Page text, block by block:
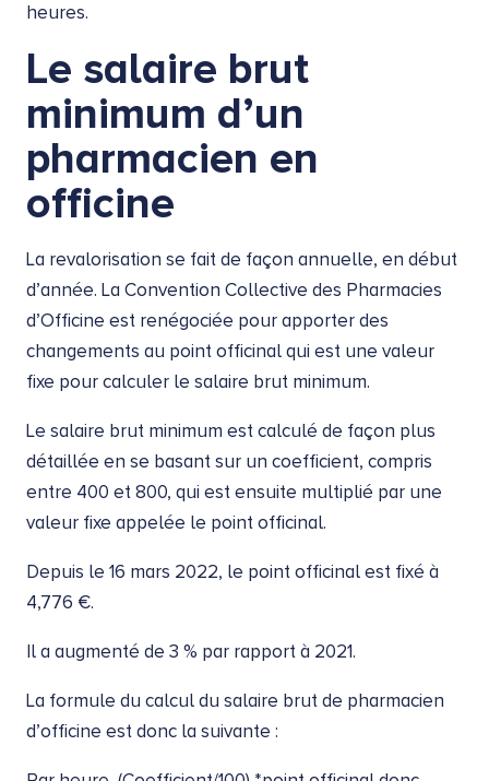
heures.
Le salaire brut
minimum d’un
pharmacien en
officine
La revalorisation se fait de façon annuelle, en début
d’année. La Convention Collective des Pharmacies
d’Officine est renégociée pour apporter des
changements au point officinal qui est une valeur
fixe pour calculer le salaire brut minimum.
Le salaire brut minimum est calculé de façon plus
détaillée en se basant sur un coefficient, compris
entre 400 et 800, qui est ensuite multiplié par une
valeur fixe appelée le point officinal.
Depuis le 16 mars 2022, le point officinal est fixé à
4,776 €.
Il a augmenté de 3 % par rapport à 2021.
La formule du calcul du salaire brut de pharmacien
d’officine est donc la suivante :